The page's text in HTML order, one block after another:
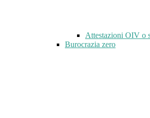
Attestazioni OIV o
Burocrazia zero